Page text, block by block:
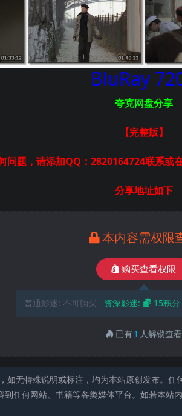
BluRay
夸克网盘分享
【完整版】
问题，请添加QQ：2820164724联系或
分享地址如下
本内容需权限
购买查看权限
普通影迷: 不可购买 资深影迷: 15积分
已有1 人解锁查看
如无特殊说明或标注，均为本站原创发布。
到任何网站、书籍等各类媒体平台。如若本站